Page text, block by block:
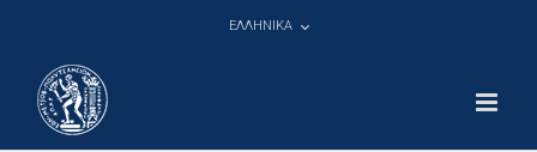
ΕΛΛΗΝΙΚΑ